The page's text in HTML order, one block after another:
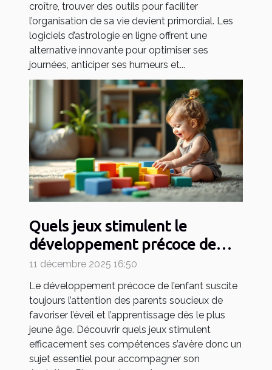
croître, trouver des outils pour faciliter
l’organisation de sa vie devient primordial. Les
logiciels d’astrologie en ligne offrent une
alternative innovante pour optimiser ses
journées, anticiper ses humeurs et...
Quels jeux stimulent le
développement précoce de
votre enfant ?
11 décembre 2025 16:50
Le développement précoce de l’enfant suscite
toujours l’attention des parents soucieux de
favoriser l’éveil et l’apprentissage dès le plus
jeune âge. Découvrir quels jeux stimulent
efficacement ses compétences s’avère donc un
sujet essentiel pour accompagner son